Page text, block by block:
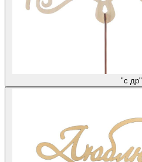
"с др"